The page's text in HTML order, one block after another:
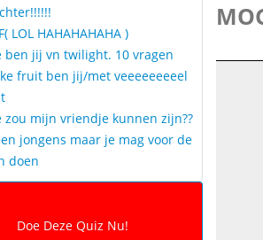
LOL HAHAHAHAHA )
ben jij vn twilight. 10 vragen
fruit ben jij/met veeeeeeeeel
zou mijn vriendje kunnen zijn??
jongens maar je mag voor de
doen